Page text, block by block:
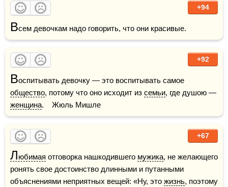
+94
Всем девочкам надо говорить, что они красивые.
+92
В
общество, потому что оно исходит из семьи
женщина.    Жюль Мишле
+67
Любимая отговорка нашкодившего мужика, не желающего
ронять свое достоинство длинными и путанными
объяснениями неприятных вещей: «Ну, это жизнь, поэтому